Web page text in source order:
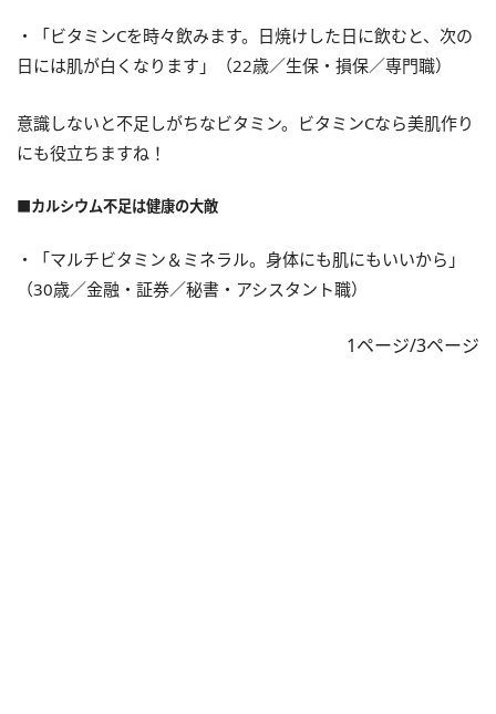
・「ビタミンCを時々飲みます。日焼けした日に飲むと、次の
日には肌が白くなります」（22歳／生保・損保／専門職）
意識しないと不足しがちなビタミン。ビタミンCなら美肌作り
にも役立ちますね！
■カルシウム不足は健康の大敵
・「マルチビタミン＆ミネラル。身体にも肌にもいいから」
（30歳／金融・証券／秘書・アシスタント職）
1ページ/3ページ